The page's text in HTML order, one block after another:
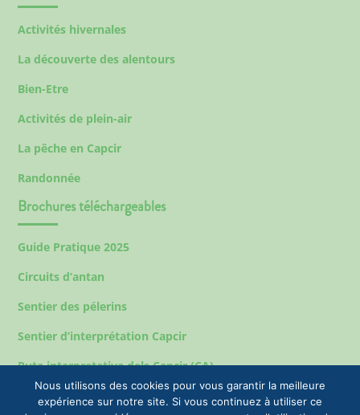
Activités hivernales
La découverte des alentours
Bien-Etre
Activités de plein-air
La pêche en Capcir
Randonnée
Brochures téléchargeables
Guide Pratique 2025
Circuits d’antan
Sentier des pélerins
Sentier d’interprétation Capcir
Ruta interpretativa dels Capcir (CA)
Nous utilisons des cookies pour vous garantir la meilleure
expérience sur notre site. Si vous continuez à utiliser ce